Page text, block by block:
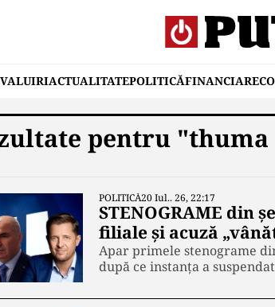
ACTUALITATEPOLITICĂFINANCIAR
pentru "thuma
POLITICĂ20 Iul.. 26, 22:17
STENOGRAME din
filiale și acuză
Apar primele stenograme
după ce instanța a